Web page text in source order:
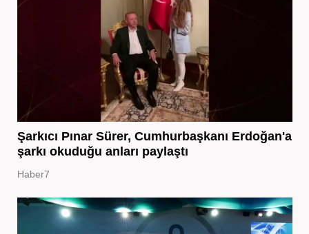
Şarkıcı Pınar Sürer, Cumhurbaşkanı Erdoğan'a
şarkı okuduğu anları paylaştı
Haber7